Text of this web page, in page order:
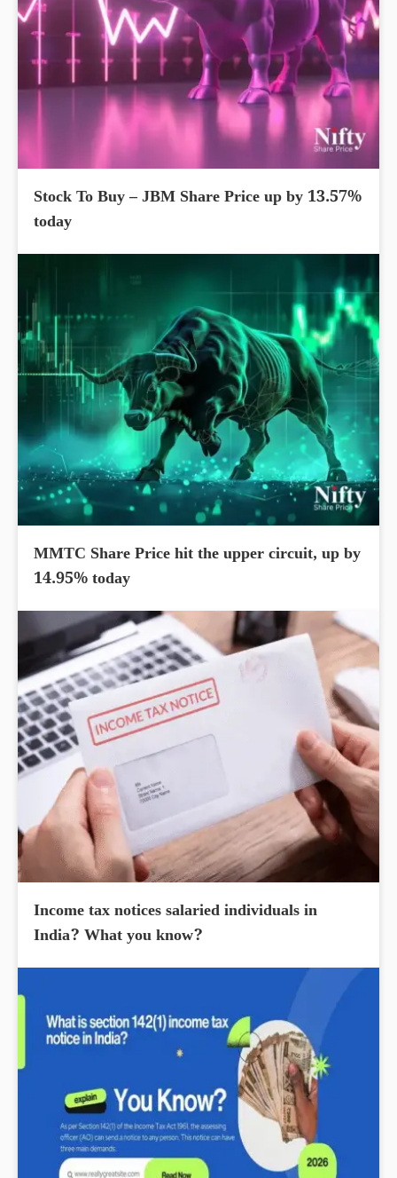
Stock To Buy – JBM Share Price up by 13.57%
today
MMTC Share Price hit the upper circuit, up by
14.95% today
Income tax notices salaried individuals in
India? What you know?